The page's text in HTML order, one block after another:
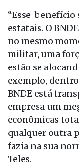
“Esse benefício
estatais. O
no mesmo
militar, uma
estão se
exemplo,
BNDE está
empresa um
econômicas
qualquer outra
fazia na sua
Teles.